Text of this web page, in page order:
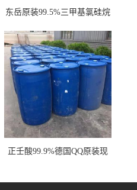
东岳原装99.5%三甲基氯硅烷
正壬酸99.9%德国QQ原装现